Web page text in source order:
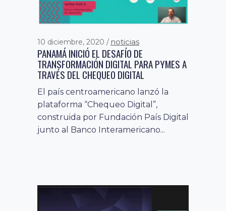
10 diciembre, 2020 noticias
PANAMÁ INICIÓ EL DESAFÍO DE
TRANSFORMACIÓN DIGITAL PARA PYMES A
TRAVÉS DEL CHEQUEO DIGITAL
El país centroamericano lanzó la
plataforma “Chequeo Digital”,
construida por Fundación País Digital
junto al Banco Interamericano...
22 agosto, 2019
fomento a la economía
digital, noticias,país digital
PAÍS DIGITAL Y LA FUNDACIÓN VTR SE
UNEN POR LA INNOVACIÓN Y EL
DESARROLLO TECNOLÓGICO
Con la firma de un convenio, ambas